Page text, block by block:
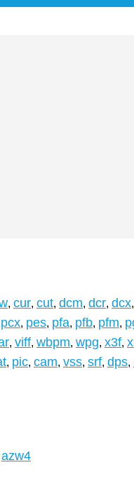
, cur, cut, dcm, dcr, dcx,
pcx, pes, pfa, pfb, pfm,
, viff, wbpm, wpg, x3f,
, pic, cam, vss, srf, dps,
azw4